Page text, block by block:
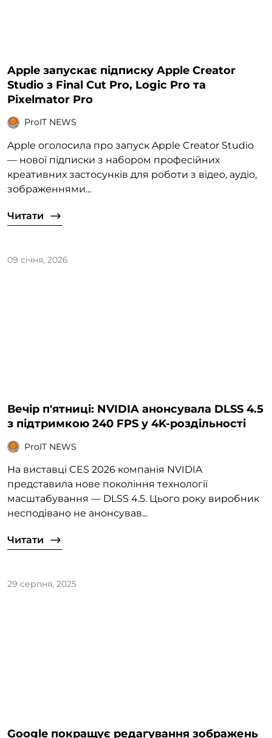
Apple запускає підписку Apple Creator
Studio з Final Cut Pro, Logic Pro та
Pixelmator Pro
ProIT NEWS
Apple оголосила про запуск Apple Creator Studio
— нової підписки з набором професійних
креативних застосунків для роботи з відео, аудіо,
зображеннями...
Читати
09 січня, 2026
Вечір п'ятниці: NVIDIA анонсувала DLSS 4.5
з підтримкою 240 FPS у 4K-роздільності
ProIT NEWS
На виставці CES 2026 компанія NVIDIA
представила нове покоління технології
масштабування — DLSS 4.5. Цього року виробник
несподівано не анонсував...
Читати
29 серпня, 2025
Google покращує редагування зображень